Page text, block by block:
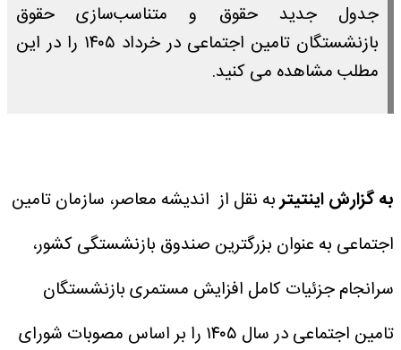
جدول جدید حقوق و متناسب‌سازی حقوق
بازنشستگان تامین اجتماعی در خرداد ۱۴۰۵ را در این
مطلب مشاهده می کنید.
به گزارش اینتیتربه نقل از اندیشه معاصر، سازمان تامین
اجتماعی به عنوان بزرگترین صندوق بازنشستگی کشور،
سرانجام جزئیات کامل افزایش مستمری بازنشستگان
تامین اجتماعی در سال ۱۴۰۵ را بر اساس مصوبات شورای